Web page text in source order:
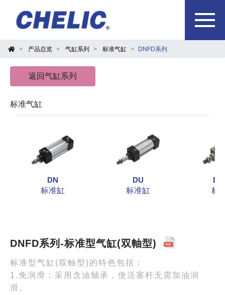
产品总览 气缸系列 标准气缸 DNFD系列
返回气缸系列
标准气缸
DN
标准缸
DU
标准缸
标
DNFD系列-标准型气缸(双軸型)
标准型气缸(双軸型)的特色包括：
1.免润滑 : 采用含油轴承，使活塞杆无需加油润
滑。